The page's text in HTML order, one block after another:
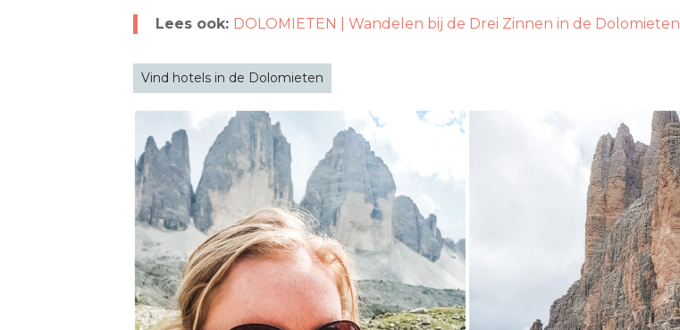
Lees ook: DOLOMIETEN | Wandelen bij de Drei Zinnen in de Dolomieten
Vind hotels in de Dolomieten